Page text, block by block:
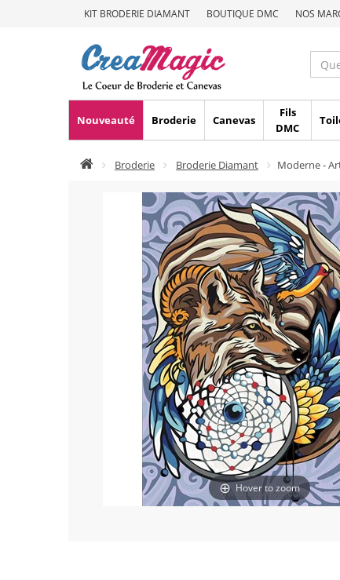
KIT BRODERIE DIAMANT BOUTIQUE DMC NOS
Nouveauté Broderie Canevas
Fils
DMC
Broderie Broderie Diamant Moderne -
Hover to zoom